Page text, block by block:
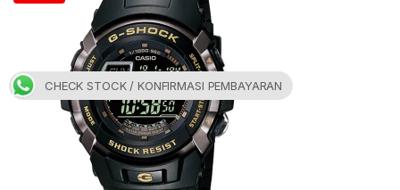
CHECK STOCK / KONFIRMASI PEMBAYARAN